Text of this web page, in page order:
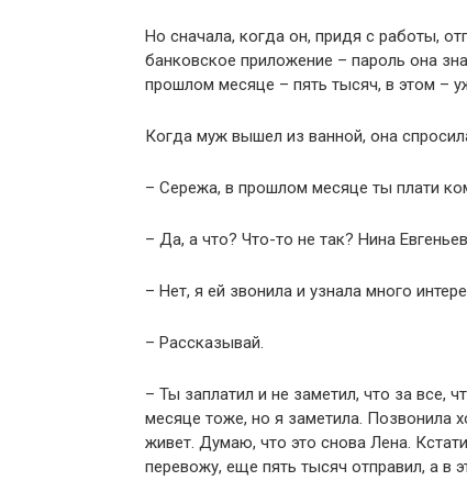
Но сначала, когда он, придя с работы,
банковское приложение – пароль она
прошлом месяце – пять тысяч, в этом –
Когда муж вышел из ванной, она
– Сережа, в прошлом месяце ты плати
– Да, а что? Что-то не так? Нина
– Нет, я ей звонила и узнала много
– Рассказывай.
– Ты заплатил и не заметил, что за все,
месяце тоже, но я заметила. Позвонила
живет. Думаю, что это снова Лена.
перевожу, еще пять тысяч отправил, а в